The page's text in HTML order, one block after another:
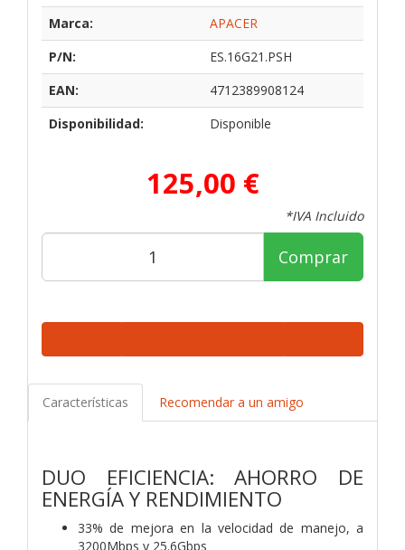
Marca:
APACER
P/N:
ES.16G21.PSH
EAN:
4712389908124
Disponibilidad:
Disponible
125,00 €
*IVA Incluido
Comprar
Características Recomendar a un amigo
DUO EFICIENCIA: AHORRO DE
ENERGÍA Y RENDIMIENTO
33% de mejora en la velocidad de manejo, a
3200Mbps y 25.6Gbps